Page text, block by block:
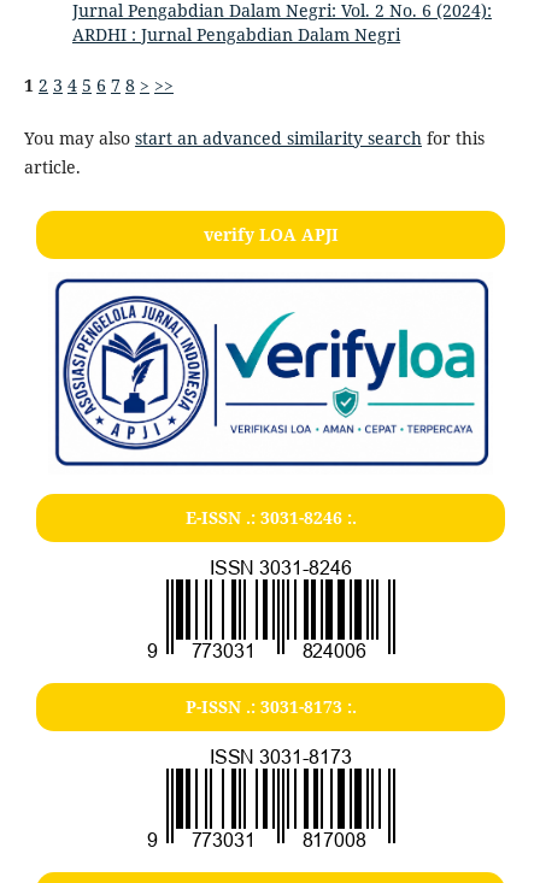
Jurnal Pengabdian Dalam Negri: Vol. 2 No. 6 (2024):
ARDHI : Jurnal Pengabdian Dalam Negri
1 2 3 4 5 6 7 8 > >>
You may also start an advanced similarity searchfor this
article.
verify LOA APJI
E-ISSN .: 3031-8246:.
P-ISSN .: 3031-8173:.